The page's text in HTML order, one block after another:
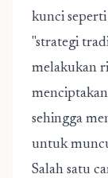
kunci
"strategi
melakukan
sehingga
untuk
Salah satu